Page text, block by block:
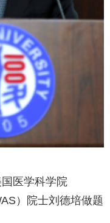
医学科学院
）院士刘德培做题